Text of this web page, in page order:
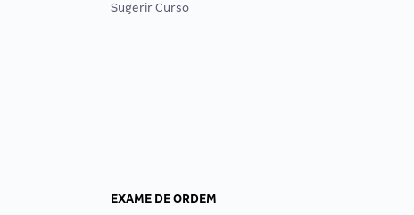
Sugerir Curso
EXAME DE ORDEM